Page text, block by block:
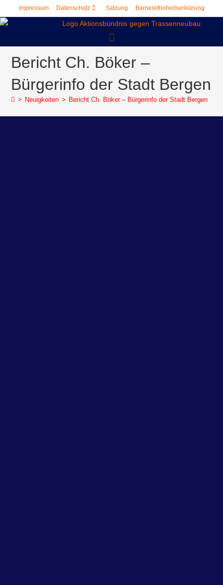
springen
Impressum Datenschutz Satzung Barrierefreiheitserklärung
Bericht Ch. Böker –
Bürgerinfo der Stadt Bergen
> Neuigkeiten > Bericht Ch. Böker – Bürgerinfo der Stadt Bergen